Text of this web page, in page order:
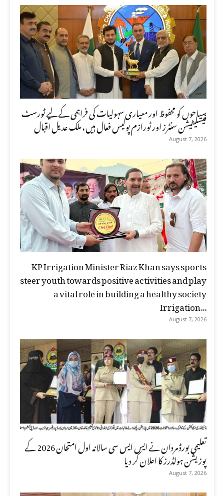
سیاحوں کو محفوظ اور معیاری سہولیات کی فراہمی کے لیے ٹورسٹ
فیسلیٹیشن سنٹرز اور ٹورازم پولیس فعال ہیں، ملک عدیل اقبال
August 7, 2026
KP Irrigation Minister Riaz Khan says sports
steer youth towards positive activities and play
a vital role in building a healthy society
Irrigation...
August 7, 2026
تعلیمی بورڈ مردان نے ایس ایس سی سالانہ اول امتحان 2026 کے
پوزیشن ہولڈرز کا اعلان کر دیا
August 7, 2026